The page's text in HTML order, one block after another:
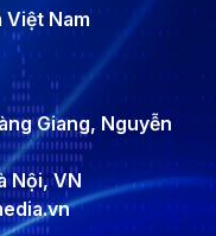
Nam
Giang, Nguyễn
Nội, VN